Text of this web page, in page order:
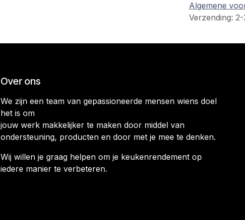
Algemene
Verzending:
Over ons
We zijn een team van gepassioneerde mensen wiens doel
het is om
jouw werk makkelijker te maken door middel van
ondersteuning, producten en door met je mee te denken.
Wij willen je graag helpen om je keukenrendement op
iedere manier te verbeteren.